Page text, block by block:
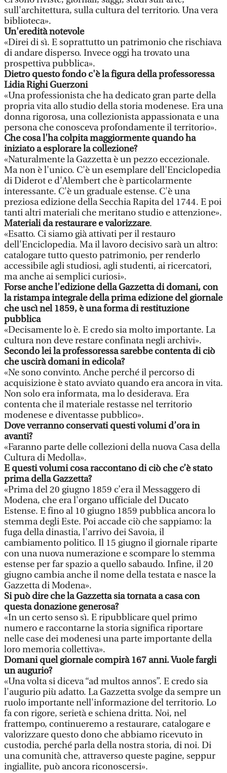
sull'architettura, sulla cultura del territorio. Una vera
biblioteca».
Un'eredità notevole
«Direi di sì. E soprattutto un patrimonio che rischiava
di andare disperso. Invece oggi ha trovato una
prospettiva pubblica».
Dietro questo fondo c'è la figura della professoressa
Lidia Righi Guerzoni
«Una professionista che ha dedicato gran parte della
propria vita allo studio della storia modenese. Era una
donna rigorosa, una collezionista appassionata e una
persona che conosceva profondamente il territorio».
Che cosa l'ha colpita maggiormente quando ha
iniziato a esplorare la collezione?
«Naturalmente la Gazzetta è un pezzo eccezionale.
Ma non è l'unico. C'è un esemplare dell'Enciclopedia
di Diderot e d'Alembert che è particolarmente
interessante. C'è un graduale estense. C'è una
preziosa edizione della Secchia Rapita del 1744. E poi
tanti altri materiali che meritano studio e attenzione».
Materiali da restaurare e valorizzare.
«Esatto. Ci siamo già attivati per il restauro
dell'Enciclopedia. Ma il lavoro decisivo sarà un altro:
catalogare tutto questo patrimonio, per renderlo
accessibile agli studiosi, agli studenti, ai ricercatori,
ma anche ai semplici curiosi».
Forse anche l’edizione della Gazzetta di domani, con
la ristampa integrale della prima edizione del giornale
che uscì nel 1859, è una forma di restituzione
pubblica
«Decisamente lo è. E credo sia molto importante. La
cultura non deve restare confinata negli archivi».
Secondo lei la professoressa sarebbe contenta di ciò
che uscirà domani in edicola?
«Ne sono convinto. Anche perché il percorso di
acquisizione è stato avviato quando era ancora in vita.
Non solo era informata, ma lo desiderava. Era
contenta che il materiale restasse nel territorio
modenese e diventasse pubblico».
Dove verranno conservati questi volumi d’ora in
avanti?
«Faranno parte delle collezioni della nuova Casa della
Cultura di Medolla».
E questi volumi cosa raccontano di ciò che c’è stato
prima della Gazzetta?
«Prima del 20 giugno 1859 c’era il Messaggero di
Modena, che era l'organo ufficiale del Ducato
Estense. E fino al 10 giugno 1859 pubblica ancora lo
stemma degli Este. Poi accade ciò che sappiamo: la
fuga della dinastia, l'arrivo dei Savoia, il
cambiamento politico. Il 15 giugno il giornale riparte
con una nuova numerazione e scompare lo stemma
estense per far spazio a quello sabaudo. Infine, il 20
giugno cambia anche il nome della testata e nasce la
Gazzetta di Modena».
Si può dire che la Gazzetta sia tornata a casa con
questa donazione generosa?
«In un certo senso sì. E ripubblicare quel primo
numero e raccontarne la storia significa riportare
nelle case dei modenesi una parte importante della
loro memoria collettiva».
Domani quel giornale compirà 167 anni. Vuole fargli
un augurio?
«Una volta si diceva “ad multos annos”. E credo sia
l'augurio più adatto. La Gazzetta svolge da sempre un
ruolo importante nell'informazione del territorio. Lo
fa con rigore, serietà e schiena dritta. Noi, nel
frattempo, continueremo a restaurare, catalogare e
valorizzare questo dono che abbiamo ricevuto in
custodia, perché parla della nostra storia, di noi. Di
una comunità che, attraverso queste pagine, seppur
ingiallite, può ancora riconoscersi».